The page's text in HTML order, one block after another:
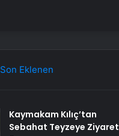
Son Eklenen
Kaymakam Kılıç’tan
Sebahat Teyzeye Ziyaret